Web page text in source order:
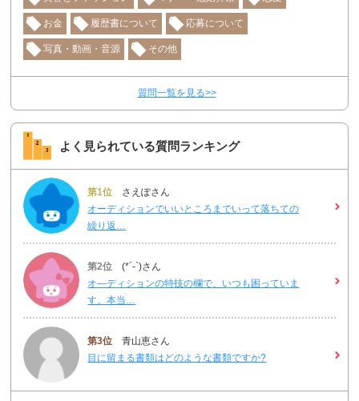
お金 履歴書について 応募について
写真・動画・音源 その他
質問一覧を見る>>
よく見られている質問ランキング
第1位 さえぽさん
オーディションでいいところまでいって落ちての
繰り返…
第2位 (*´-`)さん
オ―ディションの特技の欄で、いつも困っていま
す。本当…
第3位 青山恵さん
目に留まる書類はどのような書類ですか?